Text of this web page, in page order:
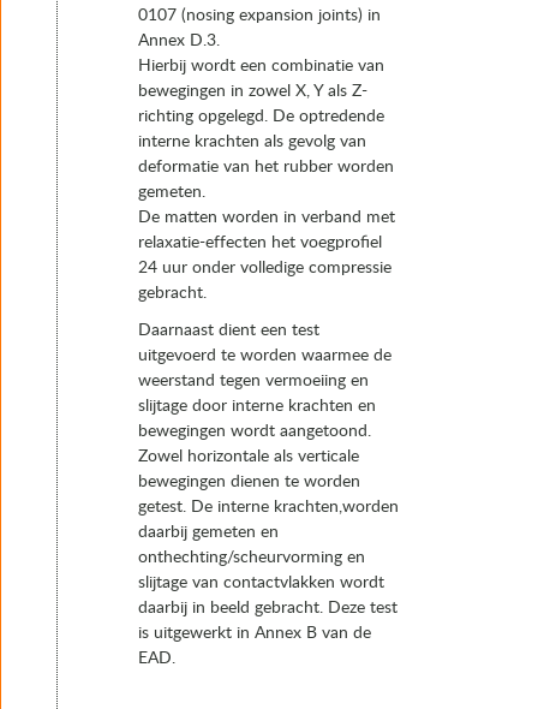
0107 (nosing expansion joints) in
Annex D.3.
Hierbij wordt een combinatie van
bewegingen in zowel X, Y als Z-
richting opgelegd. De optredende
interne krachten als gevolg van
deformatie van het rubber worden
gemeten.
De matten worden in verband met
relaxatie-effecten het voegprofiel
24 uur onder volledige compressie
gebracht.
Daarnaast dient een test
uitgevoerd te worden waarmee de
weerstand tegen vermoeiing en
slijtage door interne krachten en
bewegingen wordt aangetoond.
Zowel horizontale als verticale
bewegingen dienen te worden
getest. De interne krachten,worden
daarbij gemeten en
onthechting/scheurvorming en
slijtage van contactvlakken wordt
daarbij in beeld gebracht. Deze test
is uitgewerkt in Annex B van de
EAD.